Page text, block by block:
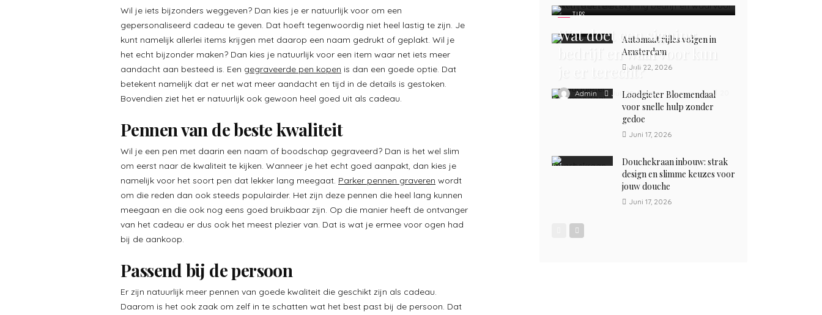
Wil je iets bijzonders weggeven? Dan kies je er natuurlijk voor om een
gepersonaliseerd cadeau te geven. Dat hoeft tegenwoordig niet heel lastig te zijn. Je
kunt namelijk allerlei items krijgen met daarop een naam gedrukt of geplakt. Wil je
het echt bijzonder maken? Dan kies je natuurlijk voor een item waar net iets meer
aandacht aan besteed is. Een gegraveerde pen kopen is dan een goede optie. Dat
betekent namelijk dat er net wat meer aandacht en tijd in de details is gestoken.
Bovendien ziet het er natuurlijk ook gewoon heel goed uit als cadeau.
Pennen van de beste kwaliteit
Wil je een pen met daarin een naam of boodschap gegraveerd? Dan is het wel slim
om eerst naar de kwaliteit te kijken. Wanneer je het echt goed aanpakt, dan kies je
namelijk voor het soort pen dat lekker lang meegaat. Parker pennen graveren wordt
om die reden dan ook steeds populairder. Het zijn deze pennen die heel lang kunnen
meegaan en die ook nog eens goed bruikbaar zijn. Op die manier heeft de ontvanger
van het cadeau er dus ook het meest plezier van. Dat is wat je ermee voor ogen had
bij de aankoop.
Passend bij de persoon
Er zijn natuurlijk meer pennen van goede kwaliteit die geschikt zijn als cadeau.
Daarom is het ook zaak om zelf in te schatten wat het best past bij de persoon. Dat
TIPS
Wat doet een signing
bedrijf en waarvoor kun
je er terecht?
Admin Juli 23, 2026
Automaat rijles volgen in
Amsterdam
Juli 22, 2026
Loodgieter Bloemendaal
voor snelle hulp zonder
gedoe
Juni 17, 2026
Douchekraan inbouw: strak
design en slimme keuzes voor
jouw douche
Juni 17, 2026